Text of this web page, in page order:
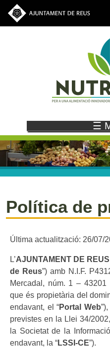
Vés al contingut
☰
Política de
Última actualització: 26/07/
L’AJUNTAMENT DE REUS
de Reus”) amb N.I.F.
Mercadal, núm. 1 – 43201
que és propietària del
endavant, el “Portal Web
previstes en la Llei 34/
la Societat de la
endavant, la “LSSI-CE”).